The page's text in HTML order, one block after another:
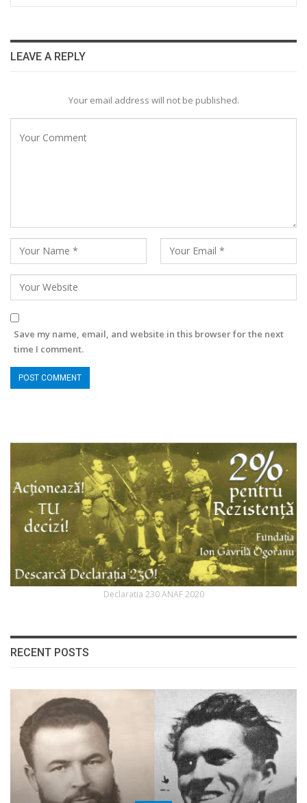
LEAVE A REPLY
Your email address will not be published.
Save my name, email, and website in this browser for the next
time I comment.
Declaratia 230 ANAF 2020
RECENT POSTS